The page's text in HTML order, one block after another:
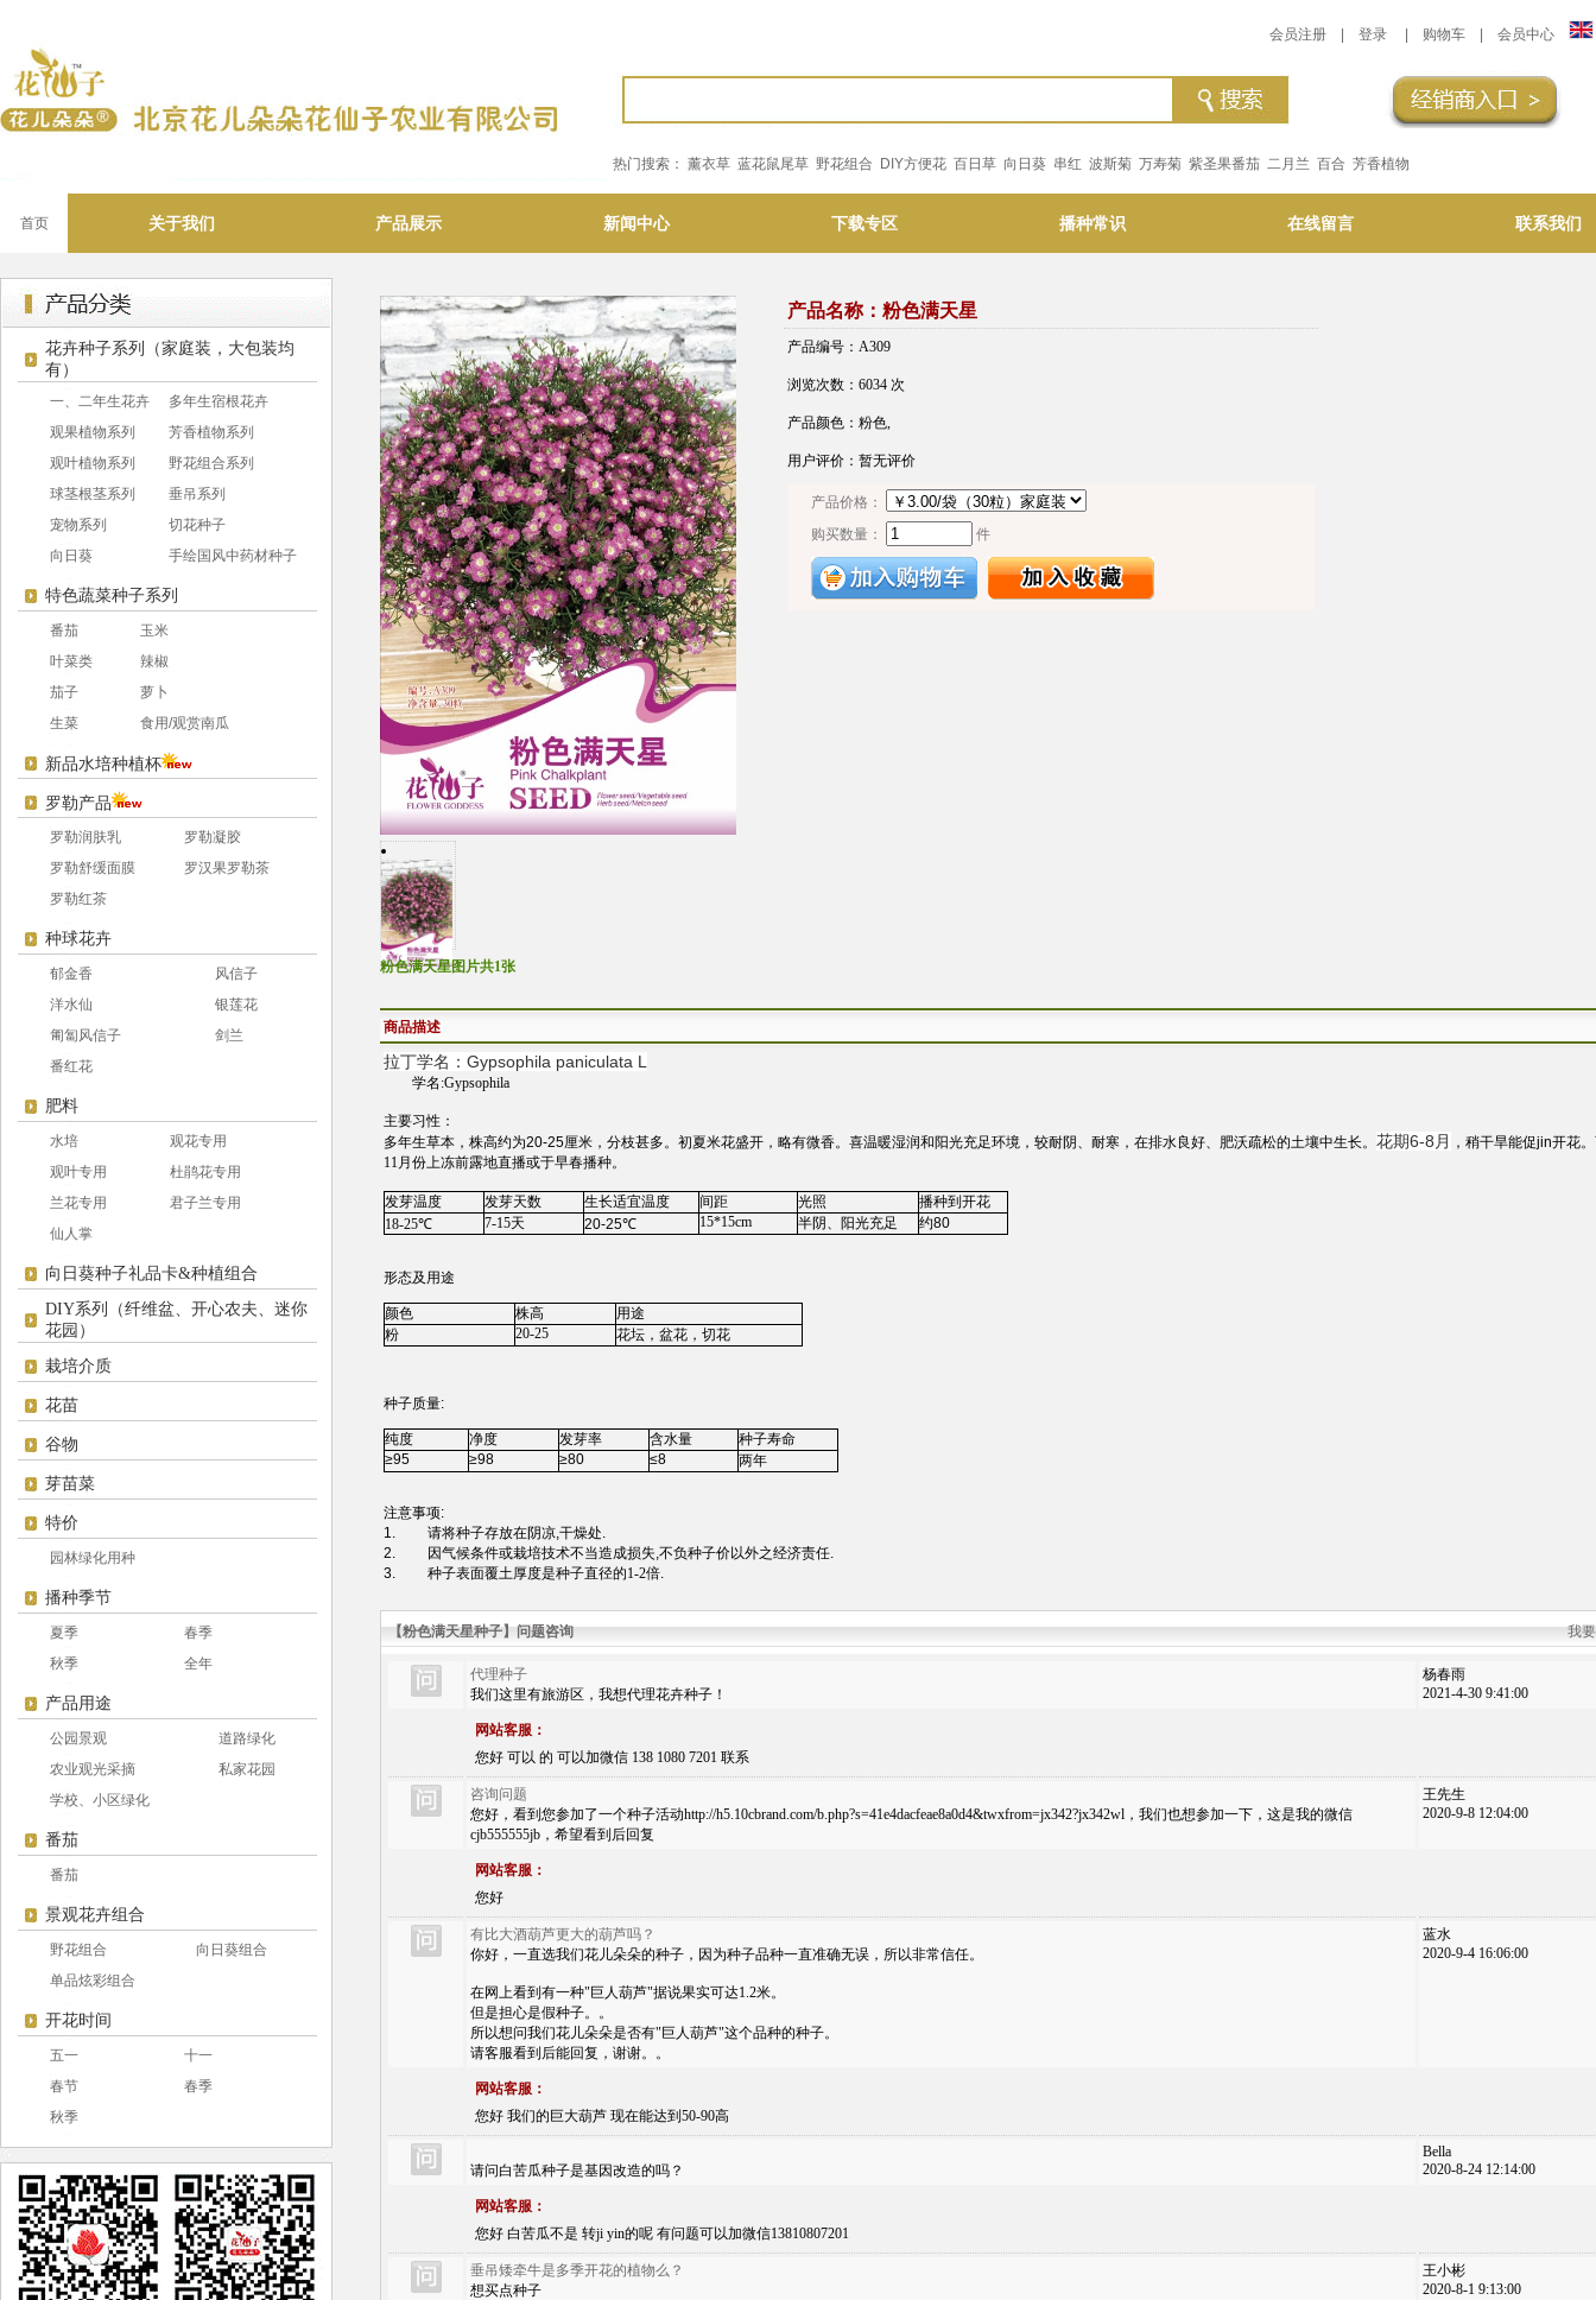
会员注册 登录 购物车 会员中心
热门搜索： 薰衣草 蓝花鼠尾草 野花组合 DIY方便花 百日草 向日葵 串红 波斯菊 万寿菊 紫圣果番茄 二月兰 百合 芳香植物
首页 关于我们 产品展示 新闻中心 下载专区 播种常识 在线留言 联系我们
花卉种子系列（家庭装，大包装均
有）
一、二年生花卉
多年生宿根花卉
观果植物系列
芳香植物系列
观叶植物系列
野花组合系列
球茎根茎系列
垂吊系列
宠物系列
切花种子
向日葵
手绘国风中药材种子
特色蔬菜种子系列
番茄
玉米
叶菜类
辣椒
茄子
萝卜
生菜
食用/观赏南瓜
新品水培种植杯
罗勒产品
罗勒润肤乳
罗勒凝胶
罗勒舒缓面膜
罗汉果罗勒茶
罗勒红茶
种球花卉
郁金香
风信子
洋水仙
银莲花
匍匐风信子
剑兰
番红花
肥料
水培
观花专用
观叶专用
杜鹃花专用
兰花专用
君子兰专用
仙人掌
向日葵种子礼品卡&种植组合
DIY系列（纤维盆、开心农夫、迷你
花园）
栽培介质
花苗
谷物
芽苗菜
特价
园林绿化用种
播种季节
夏季
春季
秋季
全年
产品用途
公园景观
道路绿化
农业观光采摘
私家花园
学校、小区绿化
番茄
番茄
景观花卉组合
野花组合
向日葵组合
单品炫彩组合
开花时间
五一
十一
春节
春季
秋季
粉色满天星图片共1张
产品名称：粉色满天星
产品编号：A309
浏览次数：6034 次
产品颜色：粉色,
用户评价：暂无评价
产品价格：
购买数量：
件
商品描述
拉丁学名：Gypsophila paniculata L
学名:Gypsophila
主要习性：
多年生草本，株高约为20-25厘米，分枝甚多。初夏米花盛开，略有微香。喜温暖湿润和阳光充足环境，较耐阴、耐寒，在排水良好、肥沃疏松的土壤中生长。 花期6-8月 ，稍干旱能促jin开花。
11月份上冻前露地直播或于早春播种。
发芽温度 发芽天数 生长适宜温度 间距 光照
播种到开花
18-25℃ 7-15天 20-25℃ 15*15cm 半阴、阳光充足 约80
形态及用途
颜色 株高
用途
粉
20-25 花坛，盆花，切花
种子质量:
纯度 净度 发芽率 含水量
种子寿命
≥95
≥98 ≥80 ≤8 两年
注意事项:
1. 请将种子存放在阴凉,干燥处.
2.
因气候条件或栽培技术不当造成损失,不负种子价以外之经济责任.
3. 种子表面覆土厚度是种子直径的1-2倍.
【粉色满天星种子】问题咨询 我
代理种子
我们这里有旅游区，我想代理花卉种子！
杨春雨
2021-4-30 9:41:00
网站客服：
您好 可以 的 可以加微信 138 1080 7201 联系
咨询问题
您好，看到您参加了一个种子活动http://h5.10cbrand.com/b.php?s=41e4dacfeae8a0d4&twxfrom=jx342?jx342wl，我们也想参加一下，这是我的微信
cjb555555jb，希望看到后回复
王先生
2020-9-8 12:04:00
网站客服：
您好
有比大酒葫芦更大的葫芦吗？
你好，一直选我们花儿朵朵的种子，因为种子品种一直准确无误，所以非常信任。
在网上看到有一种"巨人葫芦"据说果实可达1.2米。
但是担心是假种子。。
所以想问我们花儿朵朵是否有"巨人葫芦"这个品种的种子。
请客服看到后能回复，谢谢。。
蓝水
2020-9-4 16:06:00
网站客服：
您好 我们的巨大葫芦 现在能达到50-90高
请问白苦瓜种子是基因改造的吗？
Bella
2020-8-24 12:14:00
网站客服：
您好 白苦瓜不是 转ji yin的呢 有问题可以加微信13810807201
垂吊矮牵牛是多季开花的植物么？
想买点种子
王小彬
2020-8-1 9:13:00